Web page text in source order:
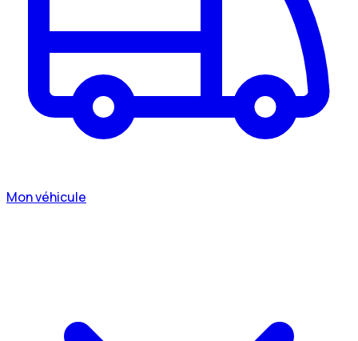
Mon véhicule